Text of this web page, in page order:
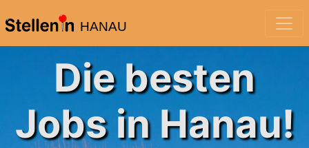
HANAU
Die besten
Jobs in Hanau!